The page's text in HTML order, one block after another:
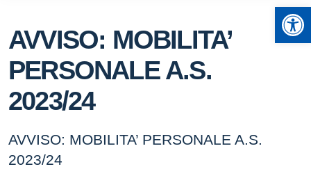
AVVISO: MOBILITA’
PERSONALE A.S.
2023/24
AVVISO: MOBILITA’ PERSONALE A.S.
2023/24